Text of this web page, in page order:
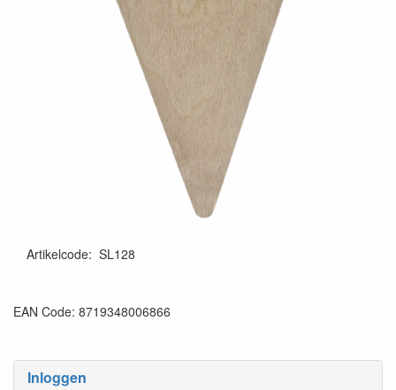
Inloggen
Artikelcode: SL128
EAN Code: 8719348006866